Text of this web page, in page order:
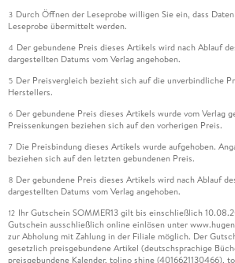
3 Durch Öffnen der Leseprobe willigen Sie ein, dass
Leseprobe übermittelt werden.
4 Der gebundene Preis dieses Artikels wird nach Ablauf
dargestellten Datums vom Verlag angehoben.
5 Der Preisvergleich bezieht sich auf die unverbindliche
Herstellers.
6 Der gebundene Preis dieses Artikels wurde vom Verlag
Preissenkungen beziehen sich auf den vorherigen Preis.
7 Die Preisbindung dieses Artikels wurde aufgehoben.
beziehen sich auf den letzten gebundenen Preis.
8 Der gebundene Preis dieses Artikels wird nach Ablauf
dargestellten Datums vom Verlag angehoben.
12 Ihr Gutschein SOMMER13 gilt bis einschließlich
Gutschein ausschließlich online einlösen unter
zur Abholung mit Zahlung in der Filiale möglich. Der
gesetzlich preisgebundene Artikel (deutschsprachige
preisgebundene Kalender, tolino shine (4016621130466),